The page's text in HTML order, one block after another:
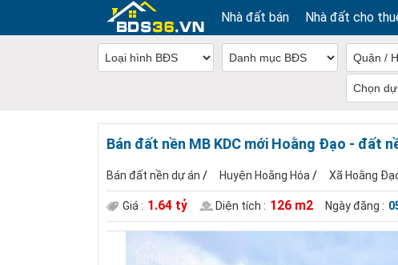
Nhà đất bán Nhà đất cho
Bán đất nền MB KDC mới Hoằng Đạo - đất
Bán đất nền dự án / Huyện Hoằng Hóa / Xã Hoằng
Giá : 1.64 tỷ Diện tích : 126 m2 Ngày đăng :